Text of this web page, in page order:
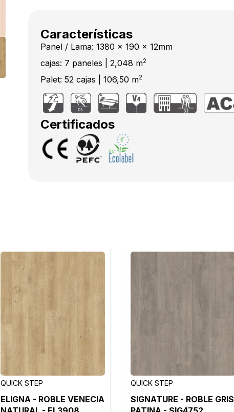
Características
Panel / Lama: 1380 x 190 x 12mm
cajas: 7 paneles | 2,048 m2
Palet: 52 cajas | 106,50 m2
Certificados
QUICK STEP
ELIGNA - ROBLE VENECIA
QUICK STEP
SIGNATURE - ROBLE GRIS